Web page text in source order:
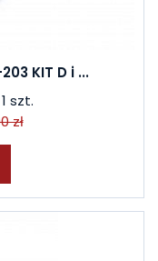
KIT D i ...
szt.
zł